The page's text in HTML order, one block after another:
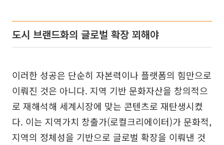
도시 브랜드화의 글로벌 확장 꾀해야
이러한 성공은 단순히 자본력이나 플랫폼의 힘만으로
이뤄진 것은 아니다. 지역 기반 문화자산을 창의적으
로 재해석해 세계시장에 맞는 콘텐츠로 재탄생시켰
다. 이는 지역가치 창출가(로컬크리에이터)가 문화적,
지역의 정체성을 기반으로 글로벌 확장을 이뤄낸 것